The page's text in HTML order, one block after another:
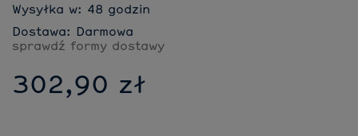
Wysyłka w:
48 godzin
Dostawa:
Darmowa
sprawdź formy dostawy
302,90 zł